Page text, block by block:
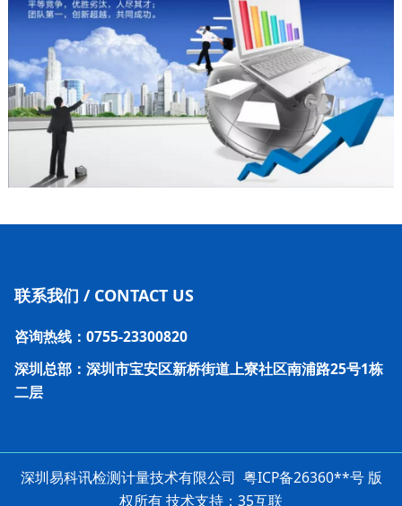
联系我们 / CONTACT US
咨询热线：0755-23300820
深圳总部：深圳市宝安区新桥街道上寮社区南浦路25号1栋
二层
深圳易科讯检测计量技术有限公司 粤ICP备26360**号 版
权所有 技术支持：35互联